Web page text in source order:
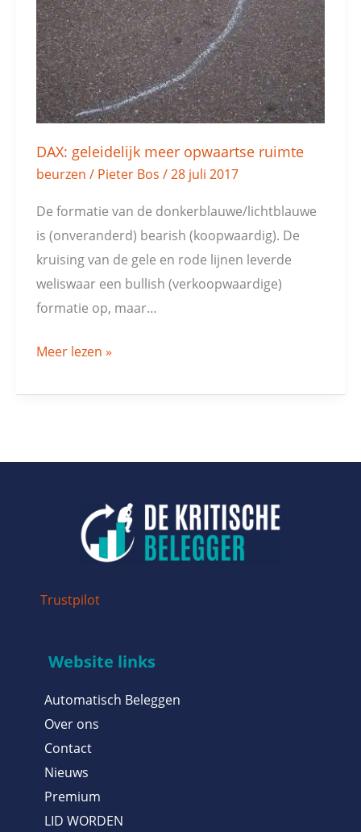
DAX: geleidelijk meer opwaartse ruimte
beurzen / Pieter Bos /28 juli 2017
De formatie van de donkerblauwe/lichtblauwe
is (onveranderd) bearish (koopwaardig). De
kruising van de gele en rode lijnen leverde
weliswaar een bullish (verkoopwaardige)
formatie op, maar…
opwaartse
ruimte
Meer lezen »
Trustpilot
Website links
Automatisch Beleggen
Over ons
Contact
Nieuws
Premium
LID WORDEN